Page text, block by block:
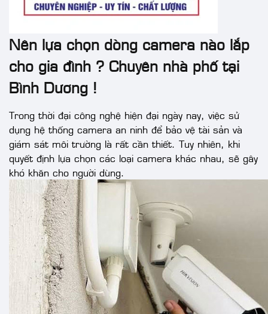
Nên lựa chọn dòng camera nào lắp
cho gia đình ? Chuyên nhà phố tại
Bình Dương !
Trong thời đại công nghệ hiện đại ngày nay, việc sử
dụng hệ thống camera an ninh để bảo vệ tài sản và
giám sát môi trường là rất cần thiết. Tuy nhiên, khi
quyết định lựa chọn các loại camera khác nhau, sẽ gây
khó khăn cho người dùng.